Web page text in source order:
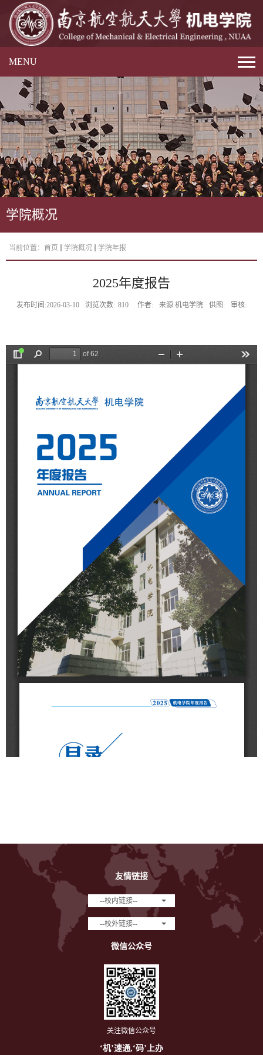
MENU
学院概况
当前位置： 首页 学院概况 学院年报
2025年度报告
发布时间:2026-03-10 浏览次数: 810 作者: 来源:机电学院 供图: 审核:
友情链接
--校内链接--
--校外链接--
微信公众号
关注微信公众号
‘机’速通,‘码’上办